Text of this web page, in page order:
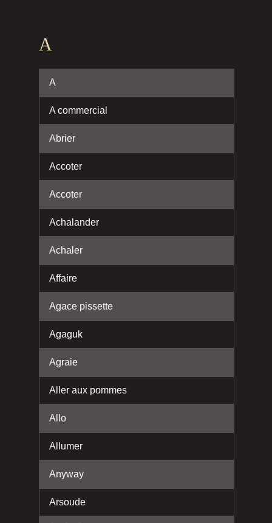
A
A
A commercial
Abrier
Accoter
Accoter
Achalander
Achaler
Affaire
Agace pissette
Agaguk
Agraie
Aller aux pommes
Allo
Allumer
Anyway
Arsoude